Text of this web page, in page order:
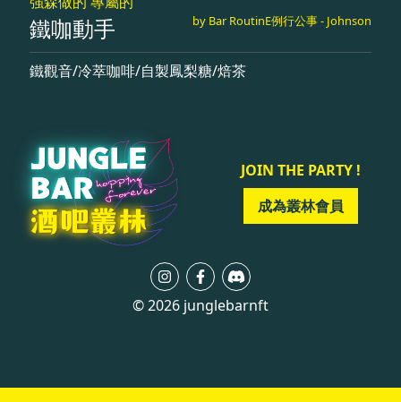
鐵咖動手 by Bar RoutinE例行公事 - Johnson
鐵觀音/冷萃咖啡/自製鳳梨糖/焙茶
JOIN THE PARTY !
成為叢林會員
© 2026 junglebarnft